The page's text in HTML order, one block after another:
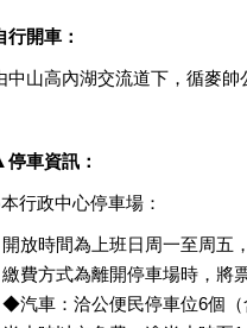
行開車：
中山高內湖交流道下，循麥帥
停車資訊：
行政中心停車場：
開放時間為上班日周一至周五
繳費方式為離開停車場時，將
◆汽車：洽公便民停車位6個（